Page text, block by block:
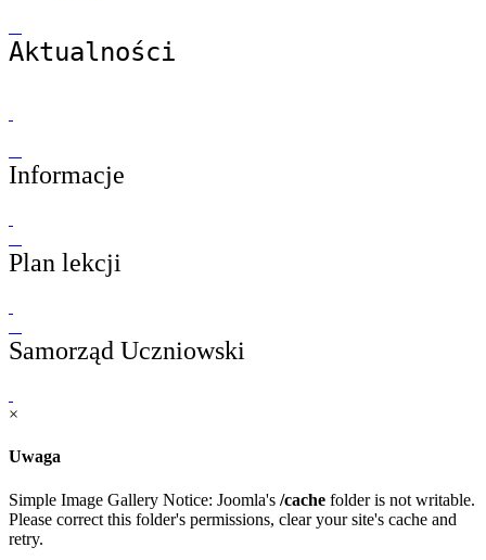
Aktualności
Informacje
Plan lekcji
Samorząd Uczniowski
×
Uwaga
Simple Image Gallery Notice: Joomla's /cache folder is not writable.
Please correct this folder's permissions, clear your site's cache and
retry.